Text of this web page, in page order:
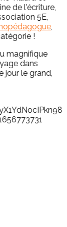
de l'écriture,
5E,
,
!
magnifique
dans
jour le grand,